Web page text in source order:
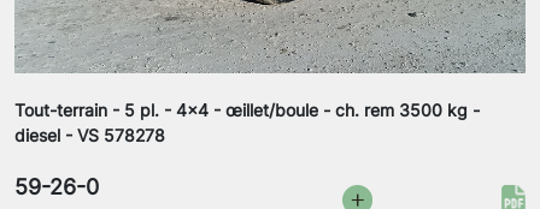
Tout-terrain - 5 pl. - 4x4 - œillet/boule - ch. rem 3500 kg -
diesel - VS 578278
59-26-0